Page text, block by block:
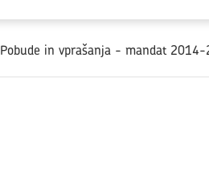
Pobude in vprašanja - mandat